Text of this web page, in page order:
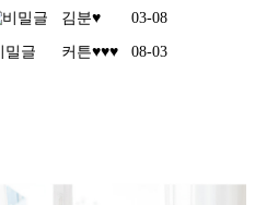
김분♥
03-08
커튼♥♥♥ 08-03